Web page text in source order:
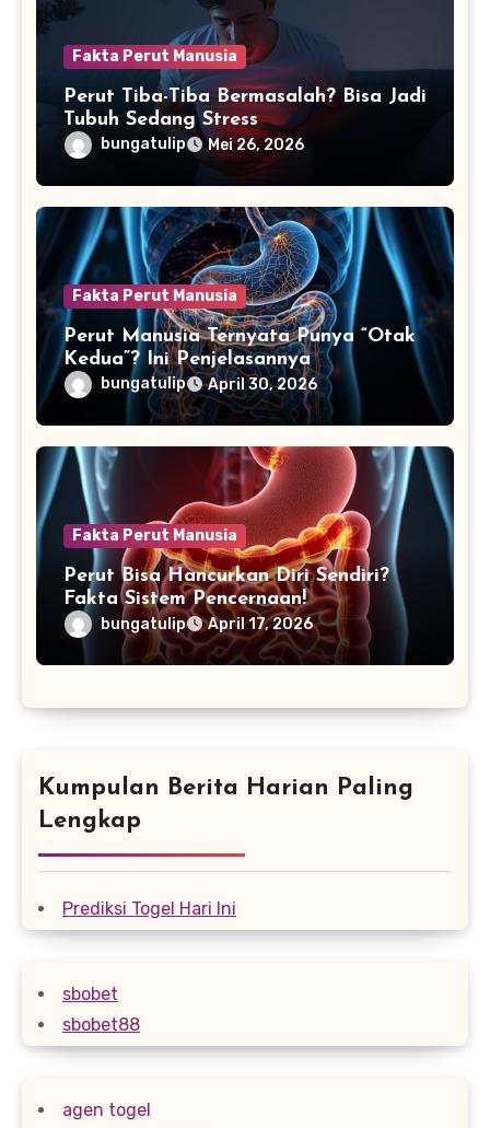
Fakta Perut Manusia
Perut Tiba-Tiba Bermasalah? Bisa Jadi
Tubuh Sedang Stress
bungatulip Mei 26, 2026
Fakta Perut Manusia
Perut Manusia Ternyata Punya “Otak
Kedua”? Ini Penjelasannya
bungatulip April 30, 2026
Fakta Perut Manusia
Perut Bisa Hancurkan Diri Sendiri?
Fakta Sistem Pencernaan!
bungatulip April 17, 2026
Kumpulan Berita Harian Paling
Lengkap
Prediksi Togel Hari Ini
sbobet
sbobet88
agen togel